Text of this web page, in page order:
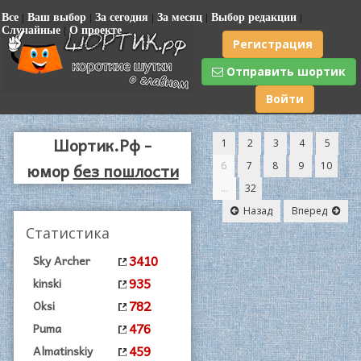
Все | Ваш выбор | За сегодня | За месяц | Выбор редакции |
Случайные | О проекте
Регистрация
Отправить шортик
Войти
Шортик.Рф -
юморбез пошлости
Статистика
Sky Archer 3410
kinski 935
Oksi 782
Puma 476
Almatinskiy 459
1 2 3 4
5
6
7 8 9
10
...
32
Назад
Вперед
|